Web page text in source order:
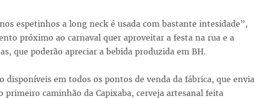
espetinhos a long neck é usada com bastante intesidade”,
próximo ao carnaval quer aproveitar a festa na rua e a
que poderão apreciar a bebida produzida em BH.
disponíveis em todos os pontos de venda da fábrica, que envia
primeiro caminhão da Capixaba, cerveja artesanal feita